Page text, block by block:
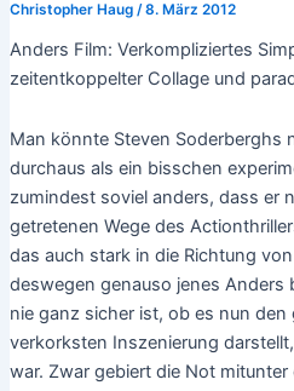
Christopher Haug /8. März 2012
Anders Film: Verkompliziertes
zeitentkoppelter Collage und
Man könnte Steven Soderberghs
durchaus als ein bisschen
zumindest soviel anders, dass er
getretenen Wege des
das auch stark in die Richtung
deswegen genauso jenes Anders
nie ganz sicher ist, ob es nun
verkorksten Inszenierung
war. Zwar gebiert die Not